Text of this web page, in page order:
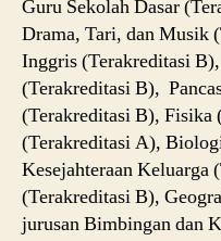
Guru Sekolah Dasar
Drama, Tari, dan Musik
Inggris (Terakreditasi
(Terakreditasi B),
(Terakreditasi B),
(Terakreditasi A),
Kesejahteraan
(Terakreditasi B),
jurusan Bimbingan dan